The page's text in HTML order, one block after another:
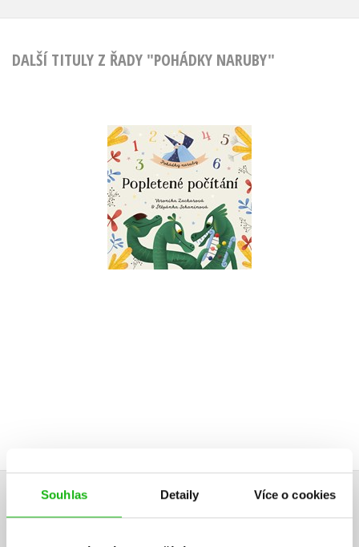
Souhlas Detaily Více o cookies
DALŠÍ TITULY Z ŘADY "POHÁDKY NARUBY"
Popletené počítání
Štěpánka Sekaninová
HODNOCENÍ ČTENÁŘŮ